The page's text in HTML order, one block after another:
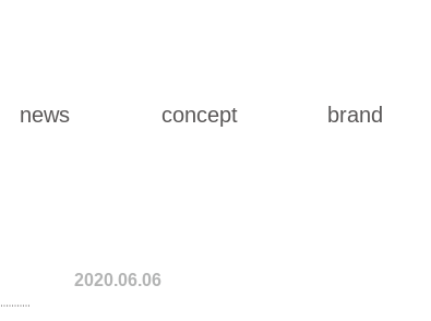
news concept brand
2020.06.06